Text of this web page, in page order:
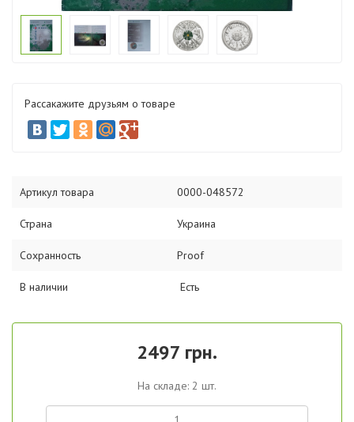
Рассакажите друзьям о товаре
Артикул товара 0000-048572
Страна Украина
Сохранность Proof
В наличии Есть
2497 грн.
На складе: 2 шт.